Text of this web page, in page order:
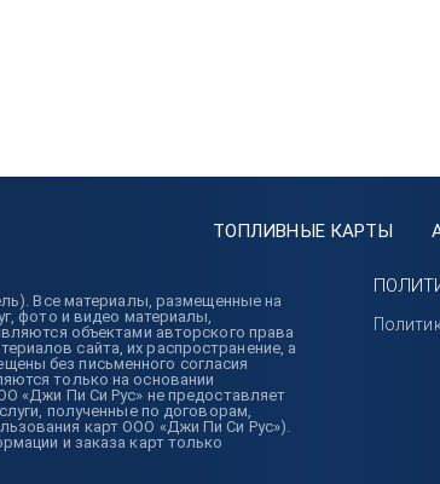
ТОПЛИВНЫЕ КАРТЫ
Все материалы, размещенные на
фото и видео материалы,
объектами авторского права
сайта, их распространение, а
без письменного согласия
только на основании
«Джи Пи Си Рус» не предоставляет
полученные по договорам,
карт ООО «Джи Пи Си Рус»).
и заказа карт только